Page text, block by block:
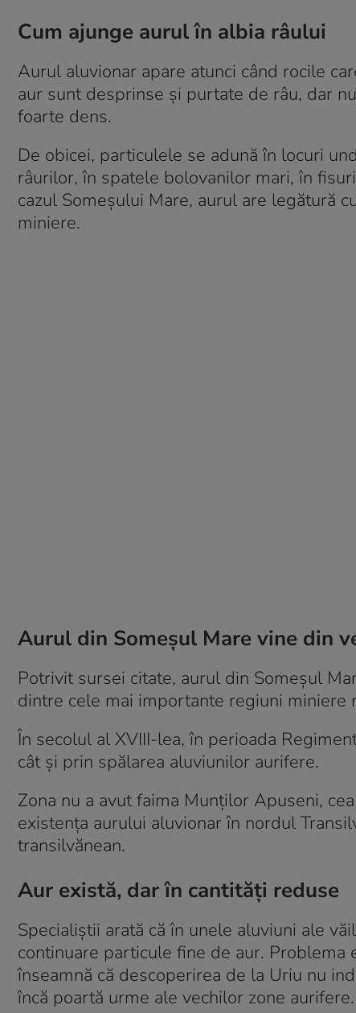
Cum ajunge aurul în albia râului
Aurul aluvionar apare atunci când rocile
aur sunt desprinse și purtate de râu, dar
foarte dens.
De obicei, particulele se adună în locuri
râurilor, în spatele bolovanilor mari, în
cazul Someșului Mare, aurul are legătură
miniere.
Aurul din Someșul Mare vine din
Potrivit sursei citate, aurul din Someșul
dintre cele mai importante regiuni miniere
În secolul al XVIII-lea, în perioada
cât și prin spălarea aluviunilor aurifere.
Zona nu a avut faima Munților Apuseni,
existența aurului aluvionar în nordul
transilvănean.
Aur există, dar în cantități reduse
Specialiștii arată că în unele aluviuni ale
continuare particule fine de aur. Problema
înseamnă că descoperirea de la Uriu nu
încă poartă urme ale vechilor zone aurifere.